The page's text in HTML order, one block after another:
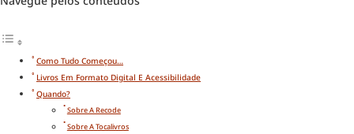
Como Tudo Começou…
Livros Em Formato Digital E Acessibilidade
Quando?
Sobre A Recode
Sobre A Tocalivros